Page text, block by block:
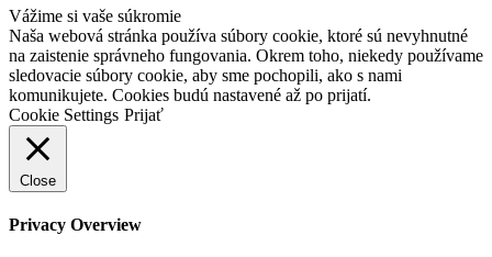
Vážime si vaše súkromie
Naša webová stránka používa súbory cookie, ktoré sú nevyhnutné
na zaistenie správneho fungovania. Okrem toho, niekedy používame
sledovacie súbory cookie, aby sme pochopili, ako s nami
komunikujete. Cookies budú nastavené až po prijatí.
Cookie Settings Prijať
Close
Privacy Overview